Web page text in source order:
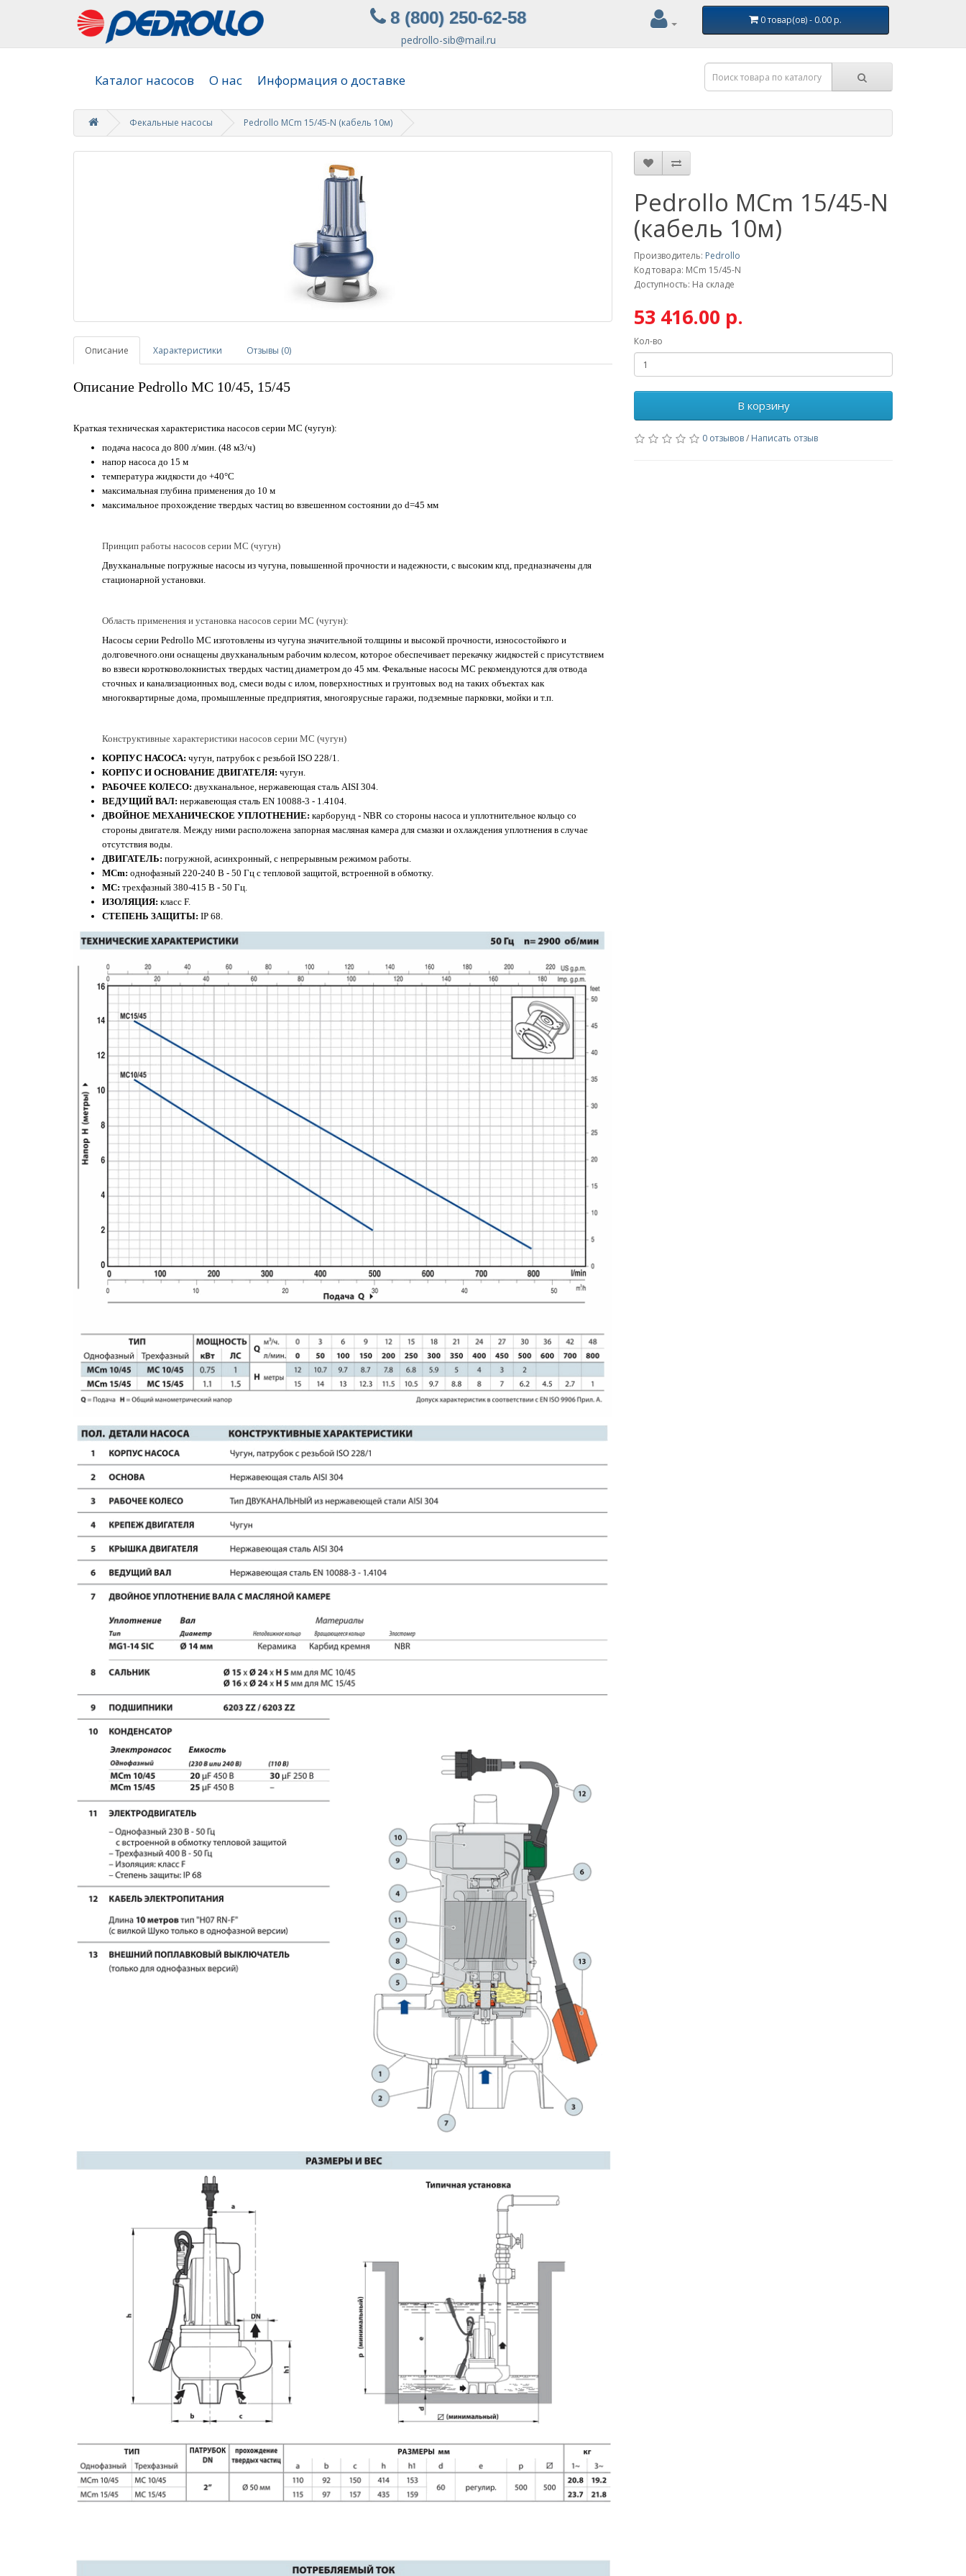
8 (800) 250-62-58
pedrollo-sib@mail.ru
0 товар(ов) - 0.00 р.
Каталог насосов О нас Информация о доставке
Фекальные насосы Pedrollo MCm 15/45-N (кабель 10м)
Описание Характеристики Отзывы (0)
Описание Pedrollo MC 10/45, 15/45
Краткая техническая характеристика насосов серии MC (чугун):
подача насоса до 800 л/мин. (48 м3/ч)
напор насоса до 15 м
температура жидкости до +40°С
максимальная глубина применения до 10 м
максимальное прохождение твердых частиц во взвешенном состоянии до d=45 мм
Принцип работы насосов серии MC (чугун)
Двухканальные погружные насосы из чугуна, повышенной прочности и надежности, с высоким кпд, предназначены для
стационарной установки.
Область применения и установка насосов серии MC (чугун):
Насосы серии Pedrollo MC изготовлены из чугуна значительной толщины и высокой прочности, износостойкого и
долговечного.они оснащены двухканальным рабочим колесом, которое обеспечивает перекачку жидкостей с присутствием
во взвеси коротковолокнистых твердых частиц диаметром до 45 мм. Фекальные насосы MC рекомендуются для отвода
сточных и канализационных вод, смеси воды с илом, поверхностных и грунтовых вод на таких объектах как
многоквартирные дома, промышленные предприятия, многоярусные гаражи, подземные парковки, мойки и т.п.
Конструктивные характеристики насосов серии MC (чугун)
КОРПУС НАСОСА: чугун, патрубок с резьбой ISO 228/1.
КОРПУС И ОСНОВАНИЕ ДВИГАТЕЛЯ: чугун.
РАБОЧЕЕ КОЛЕСО: двухканальное, нержавеющая сталь AISI 304.
ВЕДУЩИЙ ВАЛ: нержавеющая сталь EN 10088-3 - 1.4104.
ДВОЙНОЕ МЕХАНИЧЕСКОЕ УПЛОТНЕНИЕ: карборунд - NBR со стороны насоса и уплотнительное кольцо со
стороны двигателя. Между ними расположена запорная масляная камера для смазки и охлаждения уплотнения в случае
отсутствия воды.
ДВИГАТЕЛЬ: погружной, асинхронный, с непрерывным режимом работы.
MCm: однофазный 220-240 В - 50 Гц с тепловой защитой, встроенной в обмотку.
MC: трехфазный 380-415 В - 50 Гц.
ИЗОЛЯЦИЯ: класс F.
СТЕПЕНЬ ЗАЩИТЫ: IP 68.
Pedrollo MCm 15/45-N
(кабель 10м)
Производитель: Pedrollo
Код товара: MCm 15/45-N
Доступность: На складе
53 416.00 р.
Кол-во
В корзину
0 отзывов/ Написать отзыв